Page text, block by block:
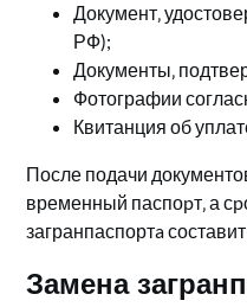
Документ‚
РФ);
Документы‚
Фотографии
Квитанция об
После подачи
временный паспоpт‚ а
загранпаспортa
Замена